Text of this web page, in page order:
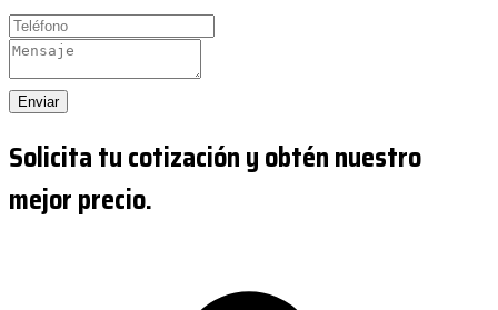
Enviar
Solicita tu cotización y obtén nuestro
mejor precio.